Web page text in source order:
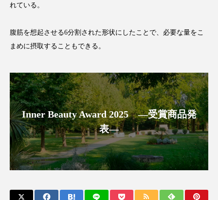
コグニティブヘルス
コネクテッド・ビューティ コミュニケーション
サステナブル美容 サプライチェーン
サプリ サロンクレンジング サロン戦略
サロン経営 サロン連略 シャネル
スカルプ クレンジング 頻度 スカルプケア
スキンケア スキンケア 習慣
スキンケアルーティン ストレス スパ
れている。
腹筋を想起させる6分割された形状にしたことで、必要な量をこ
まめに摂取することもできる。
Inner Beauty Award 2025 ―受賞商品発
表―